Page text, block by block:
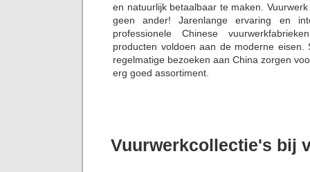
en natuurlijk betaalbaar te maken.
geen ander! Jarenlange ervaring en
professionele Chinese
producten voldoen aan de moderne eisen.
regelmatige bezoeken aan China zorgen
erg goed assortiment.
Vuurwerkcollectie's bij